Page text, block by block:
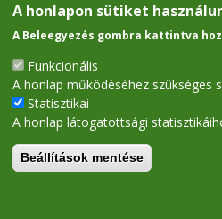
A honlapon sütiket
A Beleegyezés gombra kattintva
Funkcionális
A honlap működéséhez szükséges
Statisztikai
A honlap látogatottsági
Beállítások mentése